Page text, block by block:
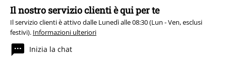
Il nostro servizio clienti è qui per te
Il servizio clienti è attivo dalle Lunedì alle 08:30 (Lun - Ven, esclusi
festivi). Informazioni ulteriori
Inizia la chat